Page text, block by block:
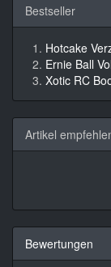
Bestseller
Hotcake
Ernie Ball
Xotic RC
Artikel
Bewertungen